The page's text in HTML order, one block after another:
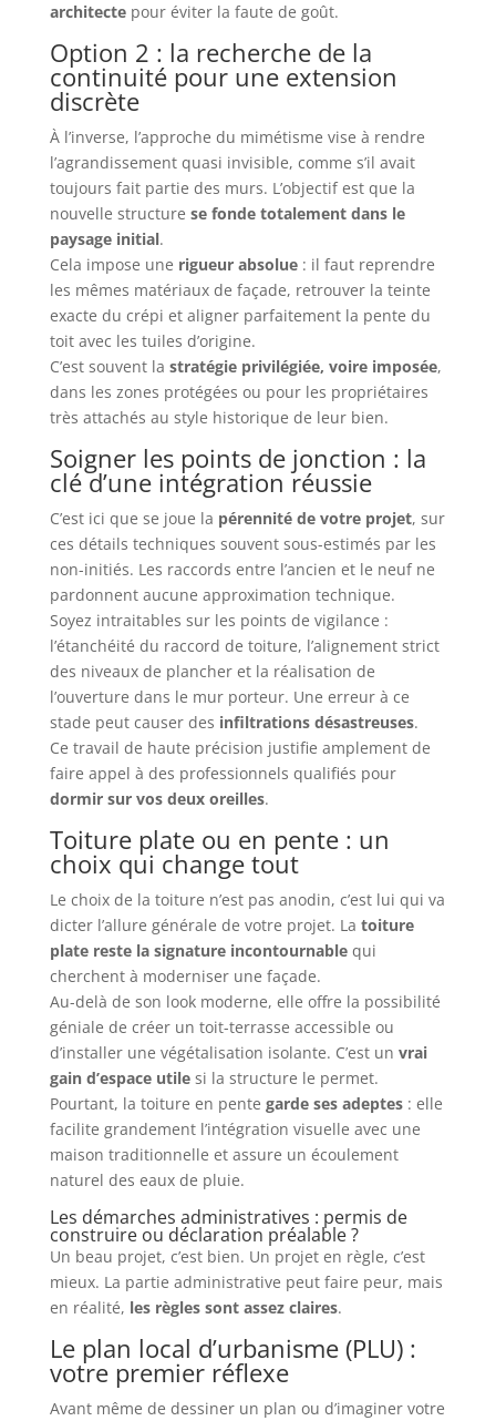
architectepour éviter la faute de goût.
Option 2 : la recherche de la
continuité pour une extension
discrète
À l’inverse, l’approche du mimétisme vise à rendre
l’agrandissement quasi invisible, comme s’il avait
toujours fait partie des murs. L’objectif est que la
nouvelle structure se fonde totalement dans le
paysage initial.
Cela impose une rigueur absolue: il faut reprendre
les mêmes matériaux de façade, retrouver la teinte
exacte du crépi et aligner parfaitement la pente du
toit avec les tuiles d’origine.
C’est souvent la stratégie privilégiée, voire imposée,
dans les zones protégées ou pour les propriétaires
très attachés au style historique de leur bien.
Soigner les points de jonction : la
clé d’une intégration réussie
C’est ici que se joue la pérennité de votre projet, sur
ces détails techniques souvent sous-estimés par les
non-initiés. Les raccords entre l’ancien et le neuf ne
pardonnent aucune approximation technique.
Soyez intraitables sur les points de vigilance :
l’étanchéité du raccord de toiture, l’alignement strict
des niveaux de plancher et la réalisation de
l’ouverture dans le mur porteur. Une erreur à ce
stade peut causer des infiltrations désastreuses.
Ce travail de haute précision justifie amplement de
faire appel à des professionnels qualifiés pour
dormir sur vos deux oreilles.
Toiture plate ou en pente : un
choix qui change tout
Le choix de la toiture n’est pas anodin, c’est lui qui va
dicter l’allure générale de votre projet. La toiture
plate reste la signature incontournablequi
cherchent à moderniser une façade.
Au-delà de son look moderne, elle offre la possibilité
géniale de créer un toit-terrasse accessible ou
d’installer une végétalisation isolante. C’est un vrai
gain d’espace utilesi la structure le permet.
Pourtant, la toiture en pente garde ses adeptes: elle
facilite grandement l’intégration visuelle avec une
maison traditionnelle et assure un écoulement
naturel des eaux de pluie.
Les démarches administratives : permis de
construire ou déclaration préalable ?
Un beau projet, c’est bien. Un projet en règle, c’est
mieux. La partie administrative peut faire peur, mais
en réalité, les règles sont assez claires.
Le plan local d’urbanisme (PLU) :
votre premier réflexe
Avant même de dessiner un plan ou d’imaginer votre